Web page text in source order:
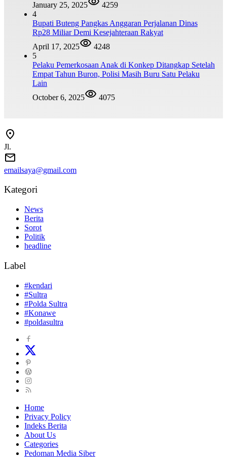
January 25, 2025
4259
4
Bupati Buteng Pangkas Anggaran Perjalanan Dinas
Rp28 Miliar Demi Kesejahteraan Rakyat
April 17, 2025
4248
5
Pelaku Pemerkosaan Anak di Konkep Ditangkap Setelah
Empat Tahun Buron, Polisi Masih Buru Satu Pelaku
Lain
October 6, 2025
4075
Jl.
emailsaya@gmail.com
Kategori
News
Berita
Sorot
Politik
headline
Label
#kendari
#Sultra
#Polda Sultra
#Konawe
#poldasultra
Home
Privacy Policy
Indeks Berita
About Us
Categories
Pedoman Media Siber